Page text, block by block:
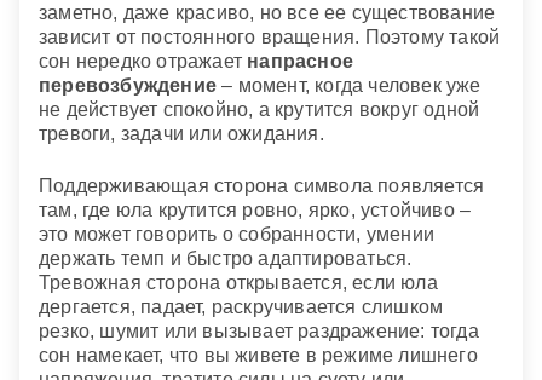
заметно, даже красиво, но все ее существование
зависит от постоянного вращения. Поэтому такой
сон нередко отражает напрасное
перевозбуждение – момент, когда человек уже
не действует спокойно, а крутится вокруг одной
тревоги, задачи или ожидания.
Поддерживающая сторона символа появляется
там, где юла крутится ровно, ярко, устойчиво –
это может говорить о собранности, умении
держать темп и быстро адаптироваться.
Тревожная сторона открывается, если юла
дергается, падает, раскручивается слишком
резко, шумит или вызывает раздражение: тогда
сон намекает, что вы живете в режиме лишнего